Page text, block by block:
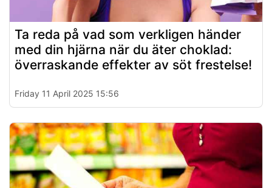
Ta reda på vad som verkligen händer
med din hjärna när du äter choklad:
överraskande effekter av söt frestelse!
Friday 11 April 2025 15:56